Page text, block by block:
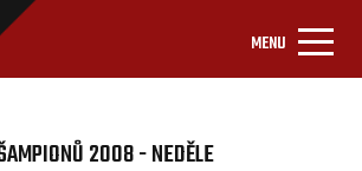
MENU
2008 - NEDĚLE